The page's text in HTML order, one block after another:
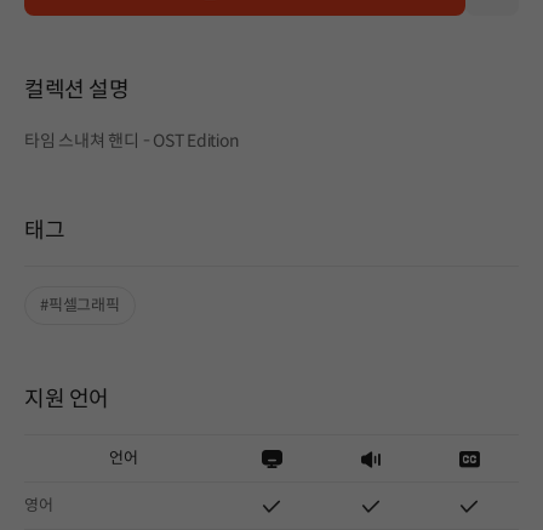
컬렉션 설명
타임 스내쳐 핸디 - OST Edition
태그
#픽셀그래픽
지원 언어
언어
영어